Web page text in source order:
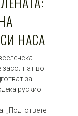
НАСА
засолнат во
за
рускиот
„Подгответе